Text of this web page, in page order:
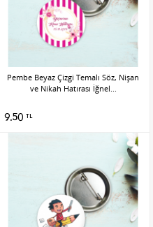
Pembe Beyaz Çizgi Temalı Söz, Nişan
ve Nikah Hatırası İğnel...
9.50 TL